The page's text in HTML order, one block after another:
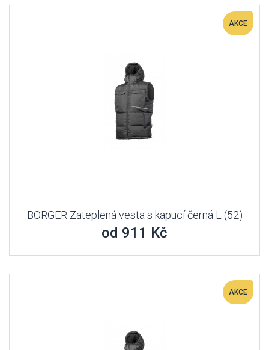
AKCE
BORGER Zateplená vesta s kapucí černá L (52)
od 911 Kč
AKCE